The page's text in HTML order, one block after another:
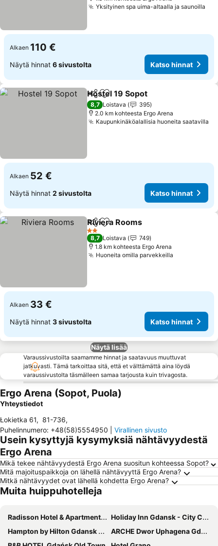
Yksityinen spa uima-altaalla ja saunoilla
Alkaen 110 €
Näytä hinnat 6 sivustolta Katso hinnat
Jaa Lisää suosikkeihin
Hostel 19 Sopot
8,7 Loistava
395
2.0 km kohteesta Ergo Arena
Kaupunkinäköalallisia huoneita saatavilla
Alkaen 52 €
Näytä hinnat 2 sivustolta Katso hinnat
Jaa Lisää suosikkeihin
Riviera Rooms
2 Tähtiluokitus
8,7 Loistava
749
1.8 km kohteesta Ergo Arena
Huoneita omilla parvekkeilla
Alkaen 33 €
Näytä hinnat 3 sivustolta Katso hinnat
Näytä lisää
Varaussivustoilta saamamme hinnat ja saatavuus muuttuvat
jatkuvasti. Tämä tarkoittaa sitä, että et välttämättä aina löydä
varaussivustolta täsmälleen samaa tarjousta kuin trivagosta.
Ergo Arena (Sopot, Puola)
Yhteystiedot
Łokietka 61, 81-736,
Puhelinnumero: +48(58)5554950 Virallinen sivusto
Usein kysyttyjä kysymyksiä nähtävyydestä
Ergo Arena
Mikä tekee nähtävyydestä Ergo Arena suositun kohteessa Sopot?
Mitä majoituspaikkoja on lähellä nähtävyyttä Ergo Arena?
Mitkä nähtävyydet ovat lähellä kohdetta Ergo Arena?
Muita huippuhotelleja
Radisson Hotel & Apartments Gdansk
Holiday Inn Gdansk - City Centre By Ihg
Hampton by Hilton Gdansk Old Town
ARCHE Dwor Uphagena Gdansk